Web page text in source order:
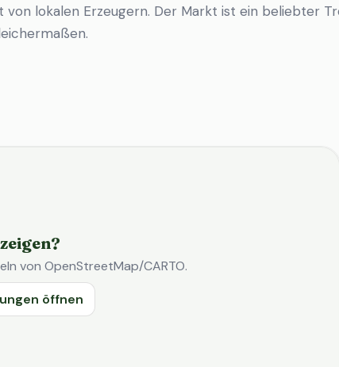
von lokalen Erzeugern. Der Markt ist ein beliebter
von OpenStreetMap/CARTO.
öffnen